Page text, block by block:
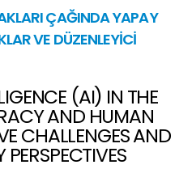
ÇAĞINDA YAPAY
VE DÜZENLEYİCİ
(AI) IN THE
AND HUMAN
CHALLENGES AND